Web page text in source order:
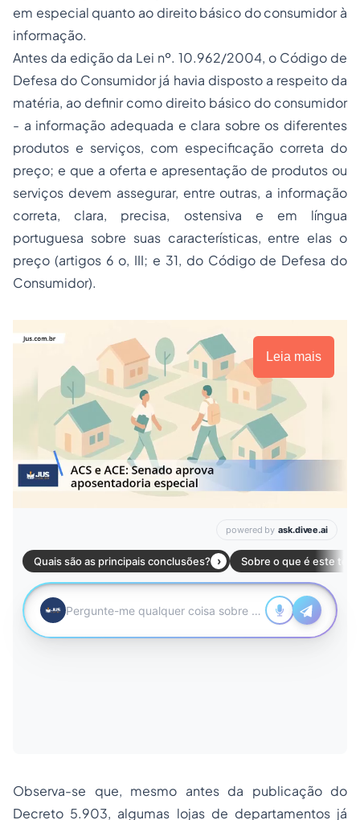
em especial quanto ao direito básico do consumidor à
informação.
Antes da edição da Lei nº. 10.962/2004, o Código de
Defesa do Consumidor já havia disposto a respeito da
matéria, ao definir como direito básico do consumidor
- a informação adequada e clara sobre os diferentes
produtos e serviços, com especificação correta do
preço; e que a oferta e apresentação de produtos ou
serviços devem assegurar, entre outras, a informação
correta, clara, precisa, ostensiva e em língua
portuguesa sobre suas características, entre elas o
preço (artigos 6 o, III; e 31, do Código de Defesa do
Consumidor).
Leia mais
Observa-se que, mesmo antes da publicação do
Decreto 5.903, algumas lojas de departamentos já